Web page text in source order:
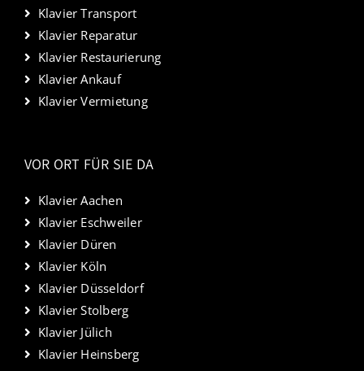
Klavier Transport
Klavier Reparatur
Klavier Restaurierung
Klavier Ankauf
Klavier Vermietung
VOR ORT FÜR SIE DA
Klavier Aachen
Klavier Eschweiler
Klavier Düren
Klavier Köln
Klavier Düsseldorf
Klavier Stolberg
Klavier Jülich
Klavier Heinsberg